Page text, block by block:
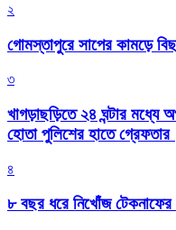
২
গোমস্তাপুরে সাপের কামড়ে
৩
খাগড়াছড়িতে ২৪ ঘন্টার
হোতা পুলিশের হাতে
৪
৮ বছর ধরে নিখোঁজ